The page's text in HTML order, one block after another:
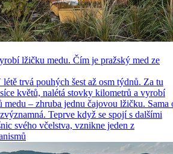
lžičku medu. Čím je pražský med ze
trvá pouhých šest až osm týdnů. Za tu
květů, nalétá stovky kilometrů a vyrobí
medu – zhruba jednu čajovou lžičku. Sama
Teprve když se spojí s dalšími
svého včelstva, vznikne jeden z